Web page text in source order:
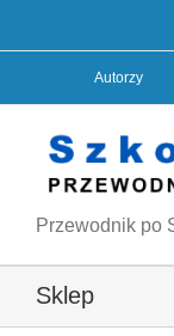
do
Autorzy
Przewodnik po
Sklep